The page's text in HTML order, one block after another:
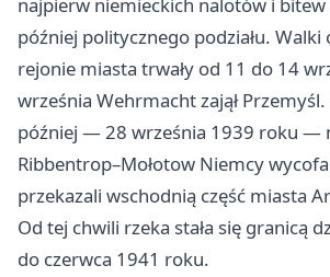
później politycznego podziału.
rejonie miasta trwały od 11 do 14
września Wehrmacht zajął
później — 28 września 1939 roku —
Ribbentrop–Mołotow Niemcy
przekazali wschodnią część miasta
Od tej chwili rzeka stała się granicą
do czerwca 1941 roku.